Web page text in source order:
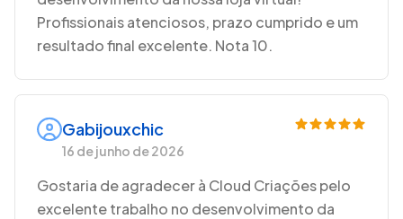
Profissionais atenciosos, prazo cumprido e um
resultado final excelente. Nota 10.
Gabijouxchic
16 de junho de 2026
Gostaria de agradecer à Cloud Criações pelo
excelente trabalho no desenvolvimento da